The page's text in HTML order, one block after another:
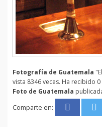
Fotografía de Guatemala
vista 8346 veces. Ha recibido
Foto de Guatemala
Comparte en: